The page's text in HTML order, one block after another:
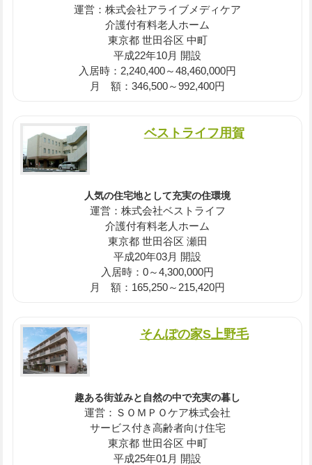
運営：株式会社アライブメディケア
介護付有料老人ホーム
東京都 世田谷区 中町
平成22年10月 開設
入居時：2,240,400～48,460,000円
月 額：346,500～992,400円
ベストライフ用賀
人気の住宅地として充実の住環境
運営：株式会社ベストライフ
介護付有料老人ホーム
東京都 世田谷区 瀬田
平成20年03月 開設
入居時：0～4,300,000円
月 額：165,250～215,420円
そんぽの家S上野毛
趣ある街並みと自然の中で充実の暮し
運営：ＳＯＭＰＯケア株式会社
サービス付き高齢者向け住宅
東京都 世田谷区 中町
平成25年01月 開設